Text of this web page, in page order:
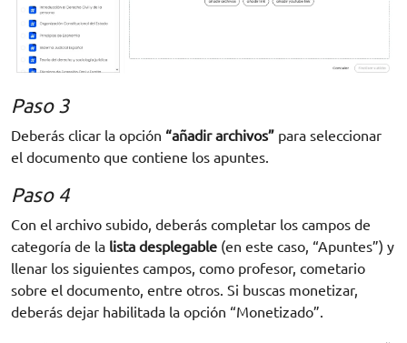
Paso 3
Deberás clicar la opción “añadir archivos” para seleccionar
el documento que contiene los apuntes.
Paso 4
Con el archivo subido, deberás completar los campos de
categoría de la lista desplegable (en este caso, “Apuntes”) y
llenar los siguientes campos, como profesor, cometario
sobre el documento, entre otros. Si buscas monetizar,
deberás dejar habilitada la opción “Monetizado”.